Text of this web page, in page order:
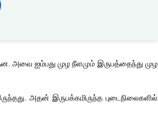
அவை ஐம்பது முழ நீளமும் இருபத்தைந்து முழ
அதன் இருபக்கமிருந்த புடைநிலைகளில்